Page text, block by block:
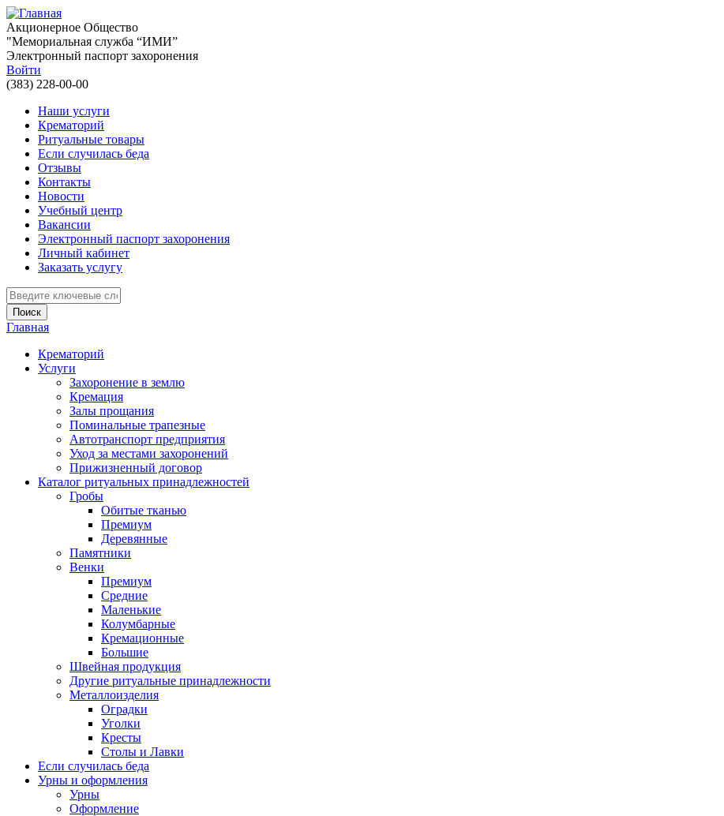
Перейти к основному содержанию
Акционерное Общество
"Мемориальная служба “ИМИ”
Электронный паспорт захоронения
Войти
(383) 228-00-00
Наши услуги
Крематорий
Ритуальные товары
Если случилась беда
Отзывы
Контакты
Новости
Учебный центр
Вакансии
Электронный паспорт захоронения
Личный кабинет
Заказать услугу
Введите ключевые слова для поиска
Вы здесь
Главная
Крематорий
Услуги
Захоронение в землю
Кремация
Залы прощания
Поминальные трапезные
Автотранспорт предприятия
Уход за местами захоронений
Прижизненный договор
Каталог ритуальных принадлежностей
Гробы
Обитые тканью
Премиум
Деревянные
Памятники
Венки
Премиум
Средние
Маленькие
Колумбарные
Кремационные
Большие
Швейная продукция
Другие ритуальные принадлежности
Металлоизделия
Оградки
Уголки
Кресты
Столы и Лавки
Если случилась беда
Урны и оформления
Урны
Оформление